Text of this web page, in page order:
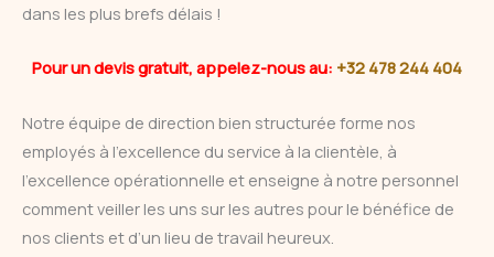
dans les plus brefs délais !
Pour un devis gratuit, appelez-nous au: +32 478 244 404
Notre équipe de direction bien structurée forme nos
employés à l’excellence du service à la clientèle, à
l’excellence opérationnelle et enseigne à notre personnel
comment veiller les uns sur les autres pour le bénéfice de
nos clients et d’un lieu de travail heureux.